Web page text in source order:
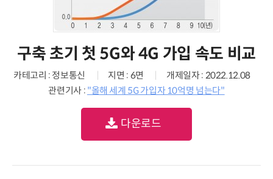
구축 초기 첫 5G와 4G 가입 속도 비교
카테고리 : 정보통신 지면 : 6면
개제일자 : 2022.12.08
관련기사 : "올해 세계 5G 가입자 10억명 넘는다"
다운로드